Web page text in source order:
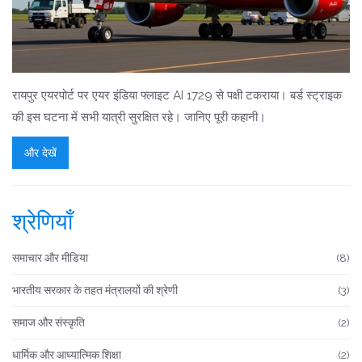
रायपुर एयरपोर्ट पर एयर इंडिया फ्लाइट AI 1729 से पक्षी टकराया। बर्ड स्ट्राइक
की इस घटना में सभी यात्री सुरक्षित रहे। जानिए पूरी कहानी।
और देखें
श्रेणियाँ
समाचार और मीडिया (8)
भारतीय सरकार के तहत मंत्रालयों की श्रेणी (3)
समाज और संस्कृति (2)
धार्मिक और आध्यात्मिक शिक्षा (2)